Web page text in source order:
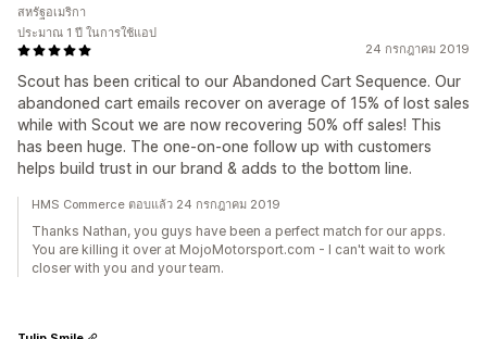
24 กรกฎาคม 2019
Scout has been critical to our Abandoned Cart Sequence. Our
abandoned cart emails recover on average of 15% of lost sales
while with Scout we are now recovering 50% off sales! This
has been huge. The one-on-one follow up with customers
helps build trust in our brand & adds to the bottom line.
สหรัฐอเมริกา
ประมาณ 1 ปี ในการใช้แอป
HMS Commerce ตอบแล้ว 24 กรกฎาคม 2019
Thanks Nathan, you guys have been a perfect match for our apps.
You are killing it over at MojoMotorsport.com - I can't wait to work
closer with you and your team.